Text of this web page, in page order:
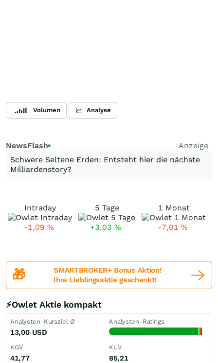
Volumen Analyse
NewsFlash
Anzeige
Schwere Seltene Erden: Entsteht hier die nächste
Milliardenstory?
Intraday
-1,09 %
5 Tage
+3,03 %
1 Monat
-7,01 %
🎁
SMARTBROKER+ Bonus Aktion!
Ihre Lieblingsaktie geschenkt!
⚡Owlet Aktie kompakt
Analysten-Kursziel Ø
13,00 USD
Analysten-Ratings
KGV
41,77
KUV
85,21